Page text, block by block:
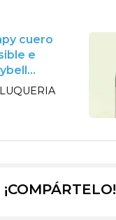
cuero
e
¡COMPÁRTELO!